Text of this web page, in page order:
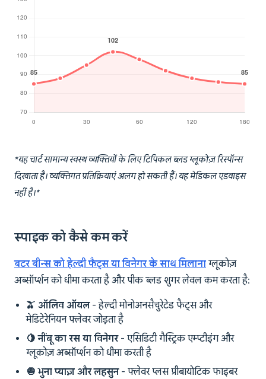
*यह चार्ट सामान्य स्वस्थ व्यक्तियों के लिए टिपिकल ब्लड ग्लूकोज़ रिस्पॉन्स
दिखाता है। व्यक्तिगत प्रतिक्रियाएं अलग हो सकती हैं। यह मेडिकल एडवाइस
नहीं है।*
स्पाइक को कैसे कम करें
बटर बीन्स को हेल्दी फैट्स या विनेगर के साथ मिलाना ग्लूकोज़
अब्सॉर्प्शन को धीमा करता है और पीक ब्लड शुगर लेवल कम करता है:
🫒 ऑलिव ऑयल- हेल्दी मोनोअनसैचुरेटेड फैट्स और
मेडिटेरेनियन फ्लेवर जोड़ता है
🍋 नींबू का रस या विनेगर- एसिडिटी गैस्ट्रिक एम्प्टीइंग और
ग्लूकोज़ अब्सॉर्प्शन को धीमा करती है
🧅 भुना प्याज़ और लहसुन- फ्लेवर प्लस प्रीबायोटिक फाइबर